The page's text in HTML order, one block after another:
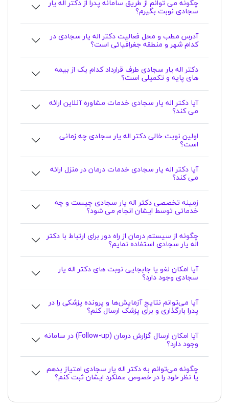
چگونه می توانم از طریق سامانه پدرا از دکتر اله یار
سجادی نوبت بگیرم؟
آدرس مطب و محل فعالیت دکتر اله یار سجادی در
کدام شهر و منطقه جغرافیائی است؟
دکتر اله یار سجادی طرف قرارداد کدام یک از بیمه
های پایه و تکمیلی است؟
آیا دکتر اله یار سجادی خدمات مشاوره آنلاین ارائه
می کند؟
اولین نوبت خالی دکتر اله یار سجادی چه زمانی
است؟
آیا دکتر اله یار سجادی خدمات درمان در منزل ارائه
می کند؟
زمینه تخصصی دکتر اله یار سجادی چیست و چه
خدماتی توسط ایشان انجام می شود؟
چگونه از سیستم درمان از راه دور برای ارتباط با دکتر
اله یار سجادی استفاده نمایم؟
آیا امکان لغو یا جابجایی نوبت های دکتر اله یار
سجادی وجود دارد؟
آیا می‌توانم نتایج آزمایش‌ها و پرونده پزشکی را در
پدرا بارگذاری و برای پزشک ارسال کنم؟
آیا امکان ارسال گزارش درمان (Follow-up) در سامانه
وجود دارد؟
چگونه می‌توانم به دکتر اله یار سجادی امتیاز بدهم
یا نظر خود را در خصوص عملکرد ایشان ثبت کنم؟